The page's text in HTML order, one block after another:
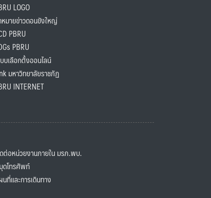
LOGO
ายข่าวดอนขังใหญ่
PBRU
PBRU
เลือกตั้งออนไลน์
มหาวิทยาลัยราชภัฏ
INTERNET
หน่วยงานภายใน มรภ.พบ.
โทรศัพท์
และการเดินทาง